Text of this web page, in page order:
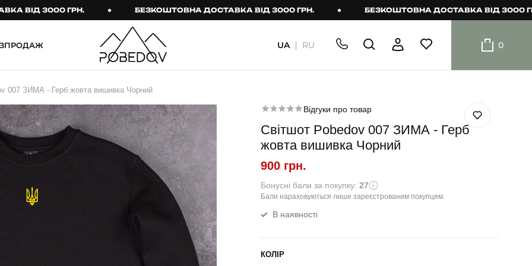
3000 ГРН. БЕЗКОШТОВНА ДОСТАВКА ВІД 3000 ГРН. БЕЗКОШТОВНА ДОСТАВКА ВІД 3000 ГРН.
Брюки
Джогери
Карго
Джинси
Тактичне спорядження
Тактичний жіночий
одяг
Тактичний чоловічий
одяг
Тактичні рукавиці
Тактичні шкарпетки
ТЕРМО-КОМПЛЕКТИ
ФУТБОЛКИ І СОРОЧКИ
шорти
Шорти
UA RU 0
007 ЗИМА - Герб жовта вишивка Чорний
Відгуки про товар
Світшот Pobedov 007 ЗИМА - Герб
жовта вишивка Чорний
900 грн.
Бонусні бали за покупку:27
Бали нараховуються лише зареєстрованим покупцям.
В наявності
КОЛІР